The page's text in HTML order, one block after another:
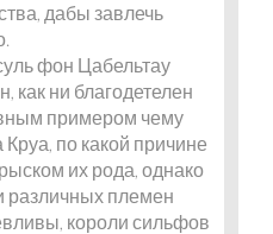
дабы завлечь
фон Цабельтау
как ни благодетелен
примером чему
по какой причине
их рода, однако
различных племен
короли сильфов